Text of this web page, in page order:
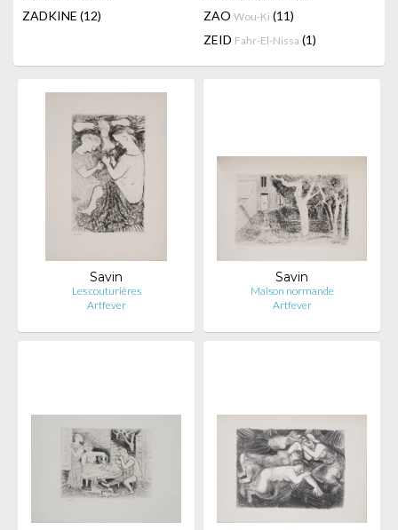
ZADKINE (12) ZAO Wou-Ki (11)
ZEID Fahr-El-Nissa (1)
Savin
Les couturières
Artfever
Savin
Maison normande
Artfever